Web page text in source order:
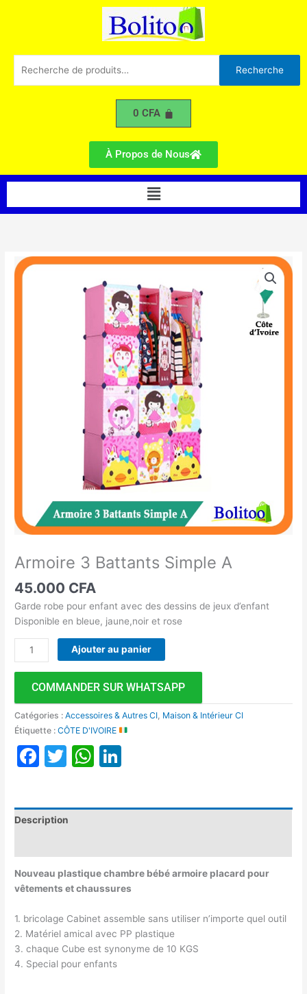
pour :
Recherche
0CFA
À Propos de Nous
Menu
Armoire 3 Battants Simple A
45.000 CFA
Garde robe pour enfant avec des dessins de jeux d’enfant
Disponible en bleue, jaune,noir et rose
quantité
de
Ajouter au panier
COMMANDER SUR WHATSAPP
Catégories :Accessoires & Autres CI Maison & Intérieur CI
Étiquette :CÔTE D'IVOIRE
Facebook
TwitterWhatsApp
Description
Nouveau plastique chambre bébé armoire placard pour
vêtements et chaussures
1. bricolage Cabinet assemble sans utiliser n’importe quel outil
2. Matériel amical avec PP plastique
3. chaque Cube est synonyme de 10 KGS
4. Special pour enfants